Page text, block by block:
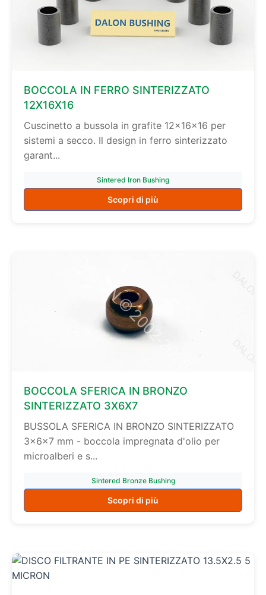
BOCCOLA IN FERRO SINTERIZZATO
12X16X16
Cuscinetto a bussola in grafite 12×16×16 per
sistemi a secco. Il design in ferro sinterizzato
garant...
Sintered Iron Bushing
Scopri di più
BOCCOLA SFERICA IN BRONZO
SINTERIZZATO 3X6X7
BUSSOLA SFERICA IN BRONZO SINTERIZZATO
3×6×7 mm - boccola impregnata d'olio per
microalberi e s...
Sintered Bronze Bushing
Scopri di più